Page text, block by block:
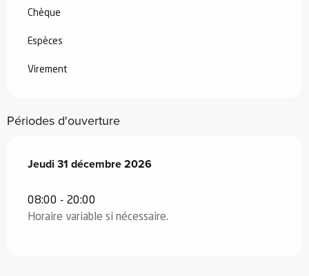
Chèque
Espèces
Virement
Périodes d'ouverture
Jeudi 31 décembre 2026
Jeudi 31 décembre 2026
08:00 - 20:00
Horaire variable si nécessaire.